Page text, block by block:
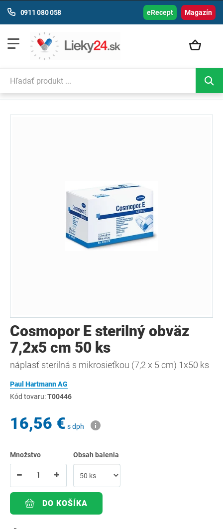
Magazín
0911 080 058 eRecept
Cosmopor E sterilný obväz
7,2x5 cm 50 ks
náplasť sterilná s mikrosieťkou (7,2 x 5 cm) 1x50 ks
Paul Hartmann AG
Kód tovaru:T00446
16,56 € s dph
Množstvo Obsah balenia
DO KOŠÍKA